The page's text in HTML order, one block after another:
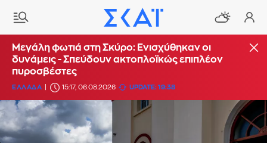
Μεγάλη φωτιά στη Σκύρο: Ενισχύθηκαν οι
δυνάμεις - Σπεύδουν ακτοπλοϊκώς επιπλέον
πυροσβέστες
ΕΛΛΑΔΑ 15:17, 06.08.2026 UPDATE: 19:38